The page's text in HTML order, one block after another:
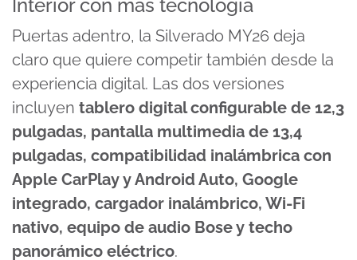
Interior con más tecnología
Puertas adentro, la Silverado MY26 deja
claro que quiere competir también desde la
experiencia digital. Las dos versiones
incluyen tablero digital configurable de 12,3
pulgadas, pantalla multimedia de 13,4
pulgadas, compatibilidad inalámbrica con
Apple CarPlay y Android Auto, Google
integrado, cargador inalámbrico, Wi-Fi
nativo, equipo de audio Bose y techo
panorámico eléctrico.